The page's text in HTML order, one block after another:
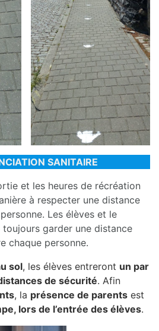
SANITAIRE
et les heures de récréation
à respecter une distance
Les élèves et le
garder une distance
chaque personne.
sol, les élèves entreront un par
de sécurité. Afin
, la présence de parents est
lors de l’entrée des élèves.